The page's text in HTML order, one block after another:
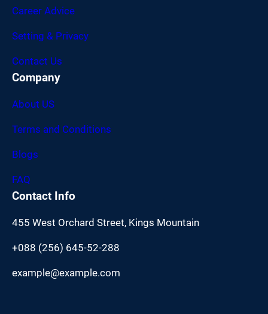
Career Advice
Setting & Privacy
Contact Us
Company
About US
Terms and Conditions
Blogs
FAQ
Contact Info
455 West Orchard Street, Kings Mountain
+088 (256) 645-52-288
example@example.com